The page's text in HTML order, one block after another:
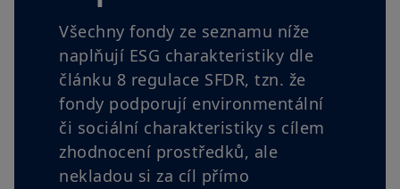
Všechny fondy ze seznamu níže
naplňují ESG charakteristiky dle
článku 8 regulace SFDR, tzn. že
fondy podporují environmentální
či sociální charakteristiky s cílem
zhodnocení prostředků, ale
nekladou si za cíl přímo